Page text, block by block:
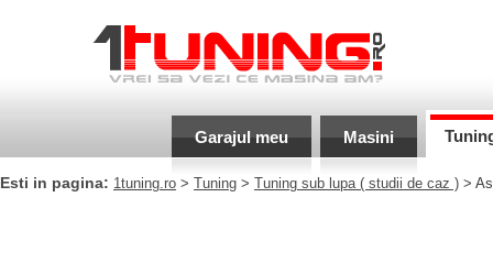
Garajul meu Masini
Esti in pagina: 1tuning.ro > Tuning > Tuning sub lupa ( studii de caz ) >